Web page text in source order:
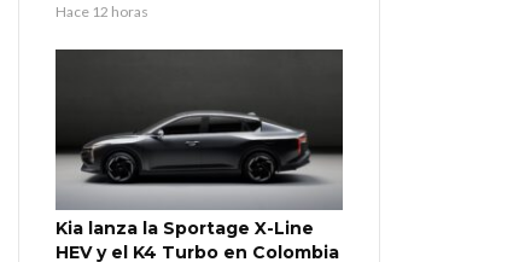
Hace 12 horas
Kia lanza la Sportage X-Line
HEV y el K4 Turbo en Colombia